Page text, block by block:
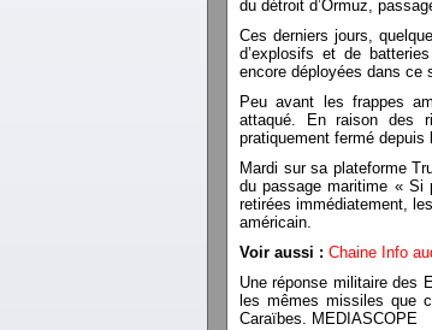
du détroit d’Ormuz,
Ces derniers jours,
d’explosifs et de
encore déployées dans ce
Peu avant les frappes
attaqué. En raison des
pratiquement fermé
Mardi sur sa plateforme
du passage maritime « Si
retirées immédiatement,
américain.
Voir aussi : Chaine Info
Une réponse militaire des
les mêmes missiles que
Caraïbes. MEDIASCOPE